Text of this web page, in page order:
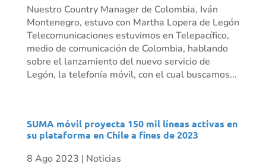
Nuestro Country Manager de Colombia, Iván
Montenegro, estuvo con Martha Lopera de Legón
Telecomunicaciones estuvimos en Telepacífico,
medio de comunicación de Colombia, hablando
sobre el lanzamiento del nuevo servicio de
Legón, la telefonía móvil, con el cual buscamos...
SUMA móvil proyecta 150 mil líneas activas en
su plataforma en Chile a fines de 2023
8 Ago 2023 | Noticias